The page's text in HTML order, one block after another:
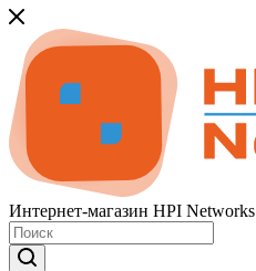
Интернет-магазин HPI Networks